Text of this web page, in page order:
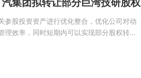
集团拟转让部分巨湾技研股权
参股投资资产进行优化整合，优化公司对动
理效率，同时短期内可以实现部分股权转让